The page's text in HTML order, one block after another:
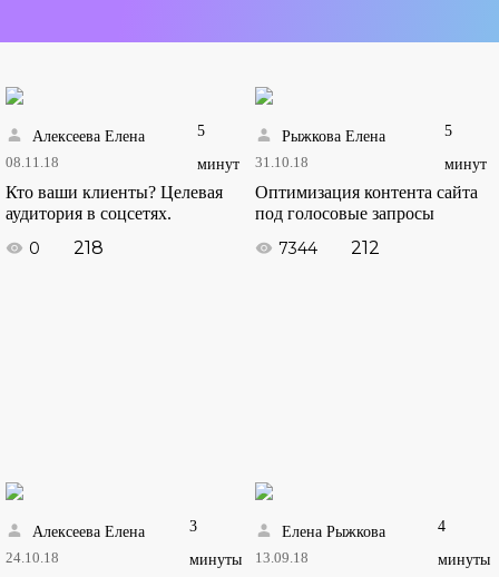
Алексеева Елена
08.11.18
5
минут
Кто ваши клиенты? Целевая
аудитория в соцсетях.
0 218
Рыжкова Елена
31.10.18
5
минут
Оптимизация контента сайта
под голосовые запросы
7344 212
Алексеева Елена
24.10.18
3
минуты
Елена Рыжкова
13.09.18
4
минуты